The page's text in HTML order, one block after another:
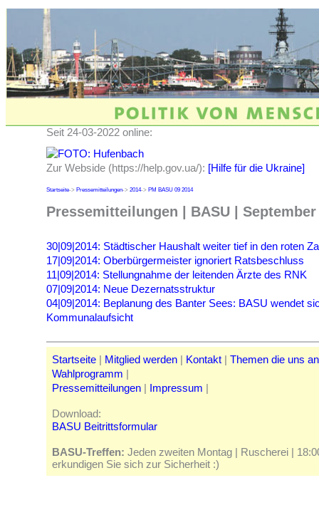
Seit 24-03-2022 online:
Zur Webside (https://help.gov.ua/): [Hilfe für die Ukraine]
Startseite-> Pressemitteilungen-> 2014-> PM BASU 09 2014
Pressemitteilungen | BASU | September
30|09|2014: Städtischer Haushalt weiter tief in den roten
17|09|2014: Oberbürgermeister ignoriert Ratsbeschluss
11|09|2014: Stellungnahme der leitenden Ärzte des RNK
07|09|2014: Neue Dezernatsstruktur
04|09|2014: Beplanung des Banter Sees: BASU wendet
Kommunalaufsicht
Startseite | Mitglied werden | Kontakt | Themen die uns
Wahlprogramm |
Pressemitteilungen | Impressum |
Download:
BASU Beitrittsformular
BASU-Treffen: Jeden zweiten Montag | Ruscherei |
erkundigen Sie sich zur Sicherheit :)